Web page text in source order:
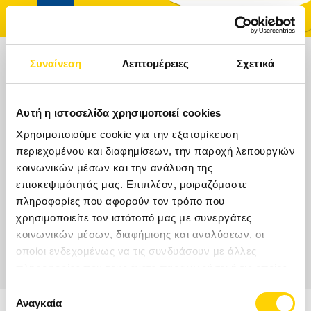
Συναίνεση Λεπτομέρειες Σχετικά
Αυτή η ιστοσελίδα χρησιμοποιεί cookies
Χρησιμοποιούμε cookie για την εξατομίκευση
περιεχομένου και διαφημίσεων, την παροχή λειτουργιών
κοινωνικών μέσων και την ανάλυση της
επισκεψιμότητάς μας. Επιπλέον, μοιραζόμαστε
πληροφορίες που αφορούν τον τρόπο που
χρησιμοποιείτε τον ιστότοπό μας με συνεργάτες
κοινωνικών μέσων, διαφήμισης και αναλύσεων, οι
οποίοι ενδεχομένως να τις συνδυάσουν με άλλες
των υπηρεσιών τους.
συγκατάθεσης
Αναγκαία
ΤΑΞΊΔΙΑ
ΑΚΤΟΠΛΟΪΚΆ ΕΙΣΙΤΉΡΙΑ
ΚΡΟΥΑΖΙΕΡΕΣ
ΞΕΝΟΔΟΧΕΊΑ
ΠΟΥ ΘΕΛΕΤΕ ΝΑ ΤΑΞΙΔΕΨΕΤΕ;
Ημερομηνίες
Δωμάτια
Δωμάτια/Ενήλικες
Ενήλικες/Παιδιά
Παιδιά